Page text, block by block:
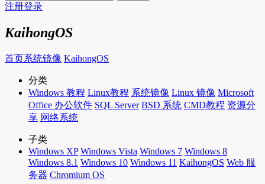
注册登录
KaihongOS
首页系统镜像 KaihongOS
分类
Windows 教程 Linux教程 系统镜像 Linux 镜像 Microsoft
Office 办公软件 SQL Server BSD 系统 CMD教程 资源分
享 网络系统
子类
Windows XP Windows Vista Windows 7 Windows 8
Windows 8.1 Windows 10 Windows 11 KaihongOS Web 服
务器 Chromium OS